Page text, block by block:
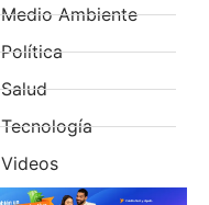
Medio Ambiente
Política
Salud
Tecnología
Videos